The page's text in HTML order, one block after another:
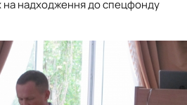
на надходження до спецфонду